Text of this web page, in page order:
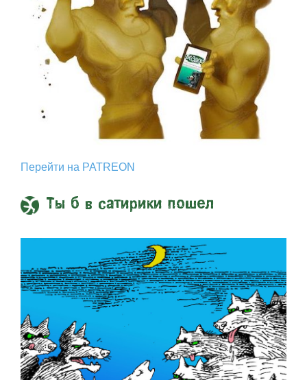
Перейти на PATREON
Ты б в сатирики пошел